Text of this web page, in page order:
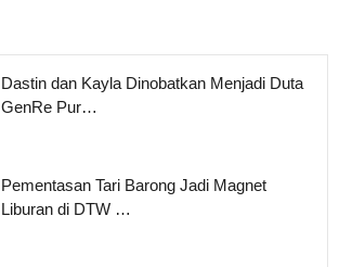
Dastin dan Kayla Dinobatkan Menjadi Duta
GenRe Pur…
Pementasan Tari Barong Jadi Magnet
Liburan di DTW …